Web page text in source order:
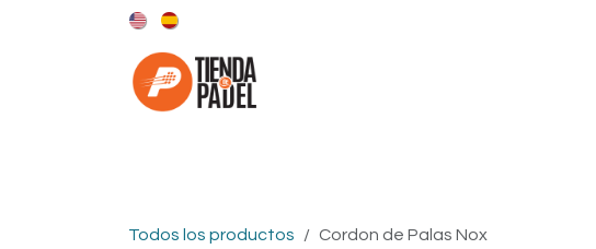
Todos los productos Cordon de Palas Nox